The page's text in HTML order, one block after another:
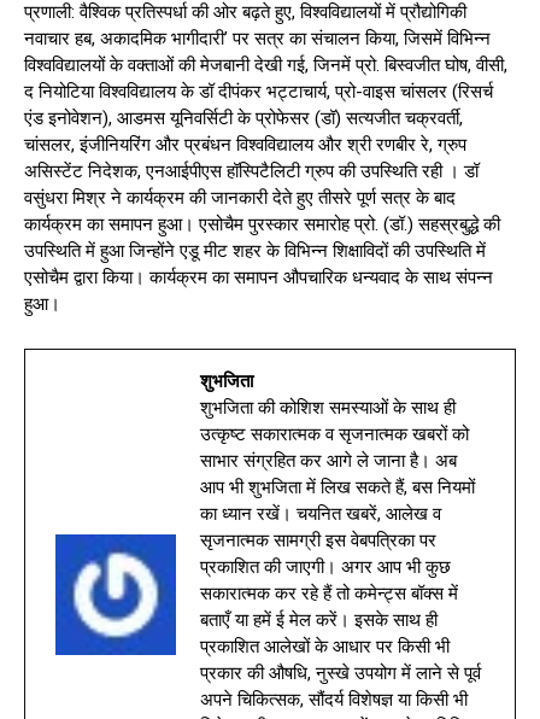
प्रणाली: वैश्विक प्रतिस्पर्धा की ओर बढ़ते हुए, विश्वविद्यालयों में प्रौद्योगिकी
नवाचार हब, अकादमिक भागीदारी’ पर सत्र का संचालन किया, जिसमें विभिन्न
विश्वविद्यालयों के वक्ताओं की मेजबानी देखी गई, जिनमें प्रो. बिस्वजीत घोष, वीसी,
द नियोटिया विश्वविद्यालय के डॉ दीपंकर भट्टाचार्य, प्रो-वाइस चांसलर (रिसर्च
एंड इनोवेशन), आडमस यूनिवर्सिटी के प्रोफेसर (डॉ) सत्यजीत चक्रवर्ती,
चांसलर, इंजीनियरिंग और प्रबंधन विश्वविद्यालय और श्री रणबीर रे, ग्रुप
असिस्टेंट निदेशक, एनआईपीएस हॉस्पिटैलिटी ग्रुप की उपस्थिति रही । डॉ
वसुंधरा मिश्र ने कार्यक्रम की जानकारी देते हुए तीसरे पूर्ण सत्र के बाद
कार्यक्रम का समापन हुआ। एसोचैम पुरस्कार समारोह प्रो. (डॉ.) सहस्रबुद्धे की
उपस्थिति में हुआ जिन्होंने एडू मीट शहर के विभिन्न शिक्षाविदों की उपस्थिति में
एसोचैम द्वारा किया। कार्यक्रम का समापन औपचारिक धन्यवाद के साथ संपन्न
हुआ।
शुभजिता
शुभजिता की कोशिश समस्याओं के साथ ही
उत्कृष्ट सकारात्मक व सृजनात्मक खबरों को
साभार संग्रहित कर आगे ले जाना है। अब
आप भी शुभजिता में लिख सकते हैं, बस नियमों
का ध्यान रखें। चयनित खबरें, आलेख व
सृजनात्मक सामग्री इस वेबपत्रिका पर
प्रकाशित की जाएगी। अगर आप भी कुछ
सकारात्मक कर रहे हैं तो कमेन्ट्स बॉक्स में
बताएँ या हमें ई मेल करें। इसके साथ ही
प्रकाशित आलेखों के आधार पर किसी भी
प्रकार की औषधि, नुस्खे उपयोग में लाने से पूर्व
अपने चिकित्सक, सौंदर्य विशेषज्ञ या किसी भी